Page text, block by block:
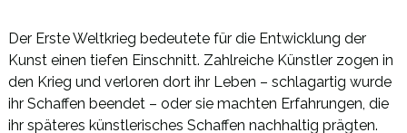
Der Erste Weltkrieg bedeutete für die Entwicklung der
Kunst einen tiefen Einschnitt. Zahlreiche Künstler zogen in
den Krieg und verloren dort ihr Leben – schlagartig wurde
ihr Schaffen beendet – oder sie machten Erfahrungen, die
ihr späteres künstlerisches Schaffen nachhaltig prägten.